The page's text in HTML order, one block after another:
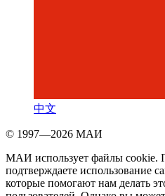
中文
© 1997—2026 МАИ
МАИ использует файлы cookie.
подтверждаете использование
которые помогают нам делать